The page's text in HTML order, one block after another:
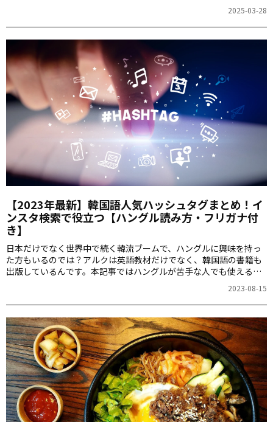
んな方たちに役立つ情報満載、アルクの新刊『韓国語の先生になろ
う』についてご紹介します！
2025-03-28
【2023年最新】韓国語人気ハッシュタグまとめ！イ
ンスタ検索で役立つ【ハングル読み方・フリガナ付
き】
日本だけでなく世界中で続く韓流ブームで、ハングルに興味を持っ
た方もいるのでは？アルクは英語教材だけでなく、韓国語の書籍も
出版しているんです。本記事ではハングルが苦手な人でも使える、
えば、韓国の流行りや旅の情報集めに役立つこと間違いなし！
2023-08-15